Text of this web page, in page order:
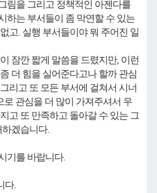
림을 그리고 정책적인 아젠다를
하는 부서들이 좀 막연할 수 있는
고. 실행 부서들이야 뭐 주어진 일
잠깐 짧게 말씀을 드렸지만, 이런
더 힘을 실어준다고나 할까 관심
리고 또 모든 부서에 걸쳐서 시너
로 관심을 더 많이 가져주셔서 우
고 또 만족하고 돌아갈 수 있는 그
하겠습니다.
기를 바랍니다.
다.